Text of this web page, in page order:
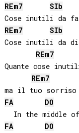
REm7 SIb
REm7 SIb
Cose inutili da
REm7
Quante cose
REm7
FA
DO
FA
DO